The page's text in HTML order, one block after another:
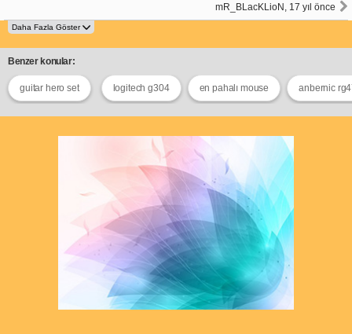
mR_BLacKLioN, 17 yıl önce
Benzer konular:
guitar hero set logitech g304 en pahalı mouse anbernic